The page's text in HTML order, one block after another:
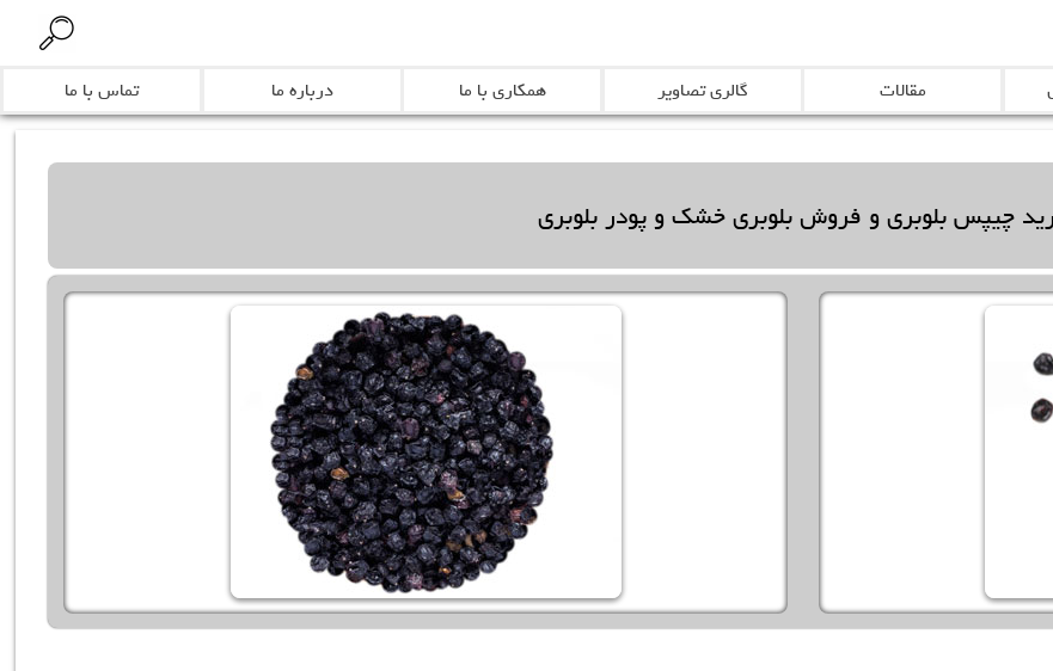
مقالات گالری تصاویر همکاری با ما درباره ما تماس با ما
چیپس بلوبریوفروش بلوبری خشکوپودر بلوبری